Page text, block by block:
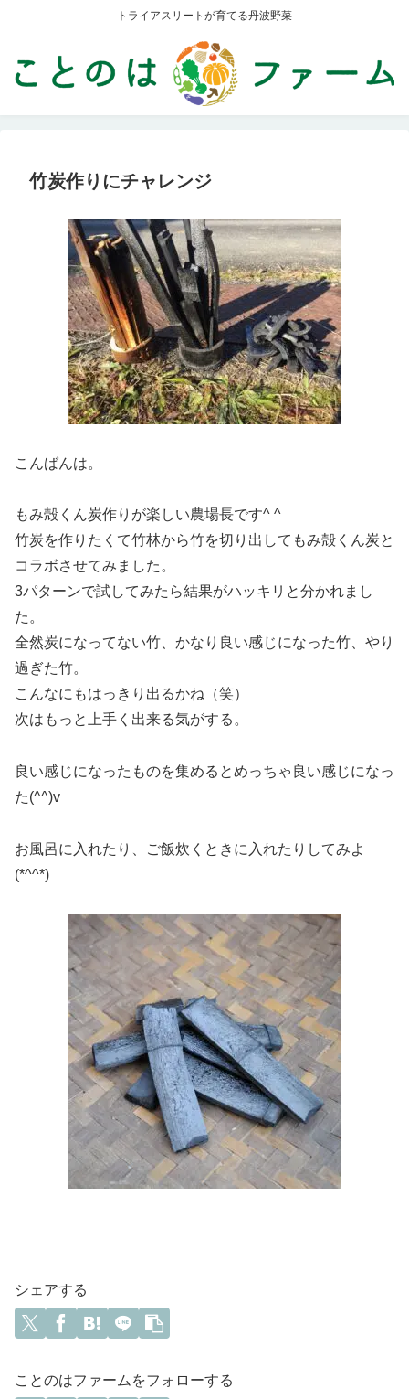
トライアスリートが育てる丹波野菜
竹炭作りにチャレンジ
こんばんは。
もみ殻くん炭作りが楽しい農場長です^ ^
竹炭を作りたくて竹林から竹を切り出してもみ殻くん炭と
コラボさせてみました。
3パターンで試してみたら結果がハッキリと分かれまし
た。
全然炭になってない竹、かなり良い感じになった竹、やり
過ぎた竹。
こんなにもはっきり出るかね（笑）
次はもっと上手く出来る気がする。
良い感じになったものを集めるとめっちゃ良い感じになっ
た(^^)v
お風呂に入れたり、ご飯炊くときに入れたりしてみよ
(*^^*)
シェアする
ことのはファームをフォローする